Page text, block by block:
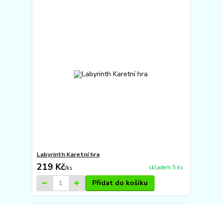
Labyrinth Karetní hra
219 Kč/ks skladem 5 ks
Přidat do košíku